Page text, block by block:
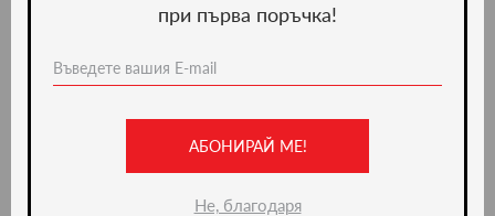
Ние препоръчваме
при първа поръчка!
АБОНИРАЙ МЕ!
Не, благодаря